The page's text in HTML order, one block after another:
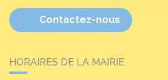
Contactez-nous
HORAIRES DE LA MAIRIE